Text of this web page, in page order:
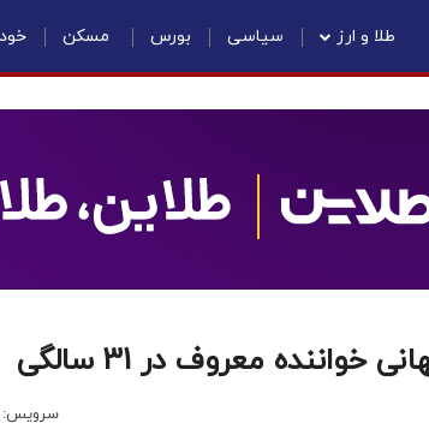
طلا و ارز سیاسی بورس مسکن
معروف در 31 سالگی
سرویس: